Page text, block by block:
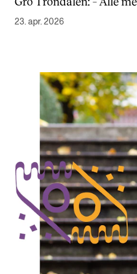
FORSKNING OG
Om FoU på NMH
Livet rundt FoU
For ph.d.-programmet i
For ph.d.-programmet i
Forskningsetikk
KONSERTER OG
23. apr. 2026